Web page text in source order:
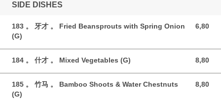
SIDE DISHES
183 。 牙才 。 Fried Beansprouts with Spring Onion
(G)
6,80
6,80 GBP
184 。 什才 。 Mixed Vegetables (G) 8,80
8,80 GBP
185 。 竹马 。 Bamboo Shoots & Water Chestnuts
(G)
8,80
8,80 GBP